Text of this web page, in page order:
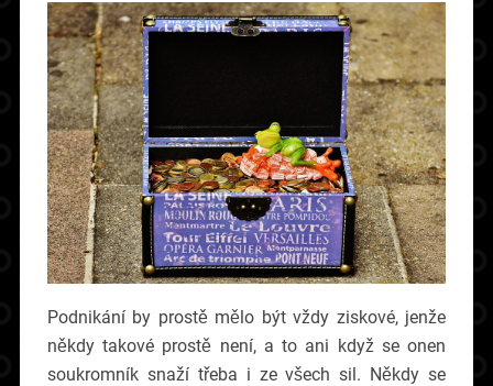
Podnikání by prostě mělo být vždy ziskové, jenže
někdy takové prostě není, a to ani když se onen
soukromník snaží třeba i ze všech sil. Někdy se